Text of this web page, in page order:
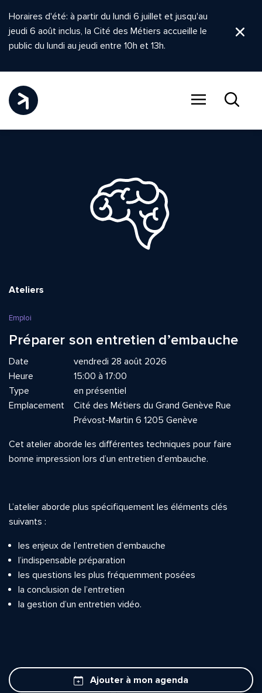
Horaires d'été: à partir du lundi 6 juillet et jusqu'au
jeudi 6 août inclus, la Cité des Métiers accueille le
public du lundi au jeudi entre 10h et 13h.
Ateliers
Emploi
Préparer son entretien d’embauche
Date
vendredi 28 août 2026
Heure
15:00 à 17:00
Type
en présentiel
Emplacement
Cité des Métiers du Grand Genève Rue
Prévost-Martin 6 1205 Genève
Cet atelier aborde les différentes techniques pour faire
bonne impression lors d’un entretien d’embauche.
L’atelier aborde plus spécifiquement les éléments clés
suivants :
les enjeux de l’entretien d’embauche
l’indispensable préparation
les questions les plus fréquemment posées
la conclusion de l’entretien
la gestion d’un entretien vidéo.
Ajouter à mon agenda